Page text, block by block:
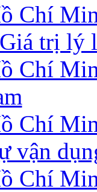
Chí
trị lý
Chí
Chí
vận
Chí